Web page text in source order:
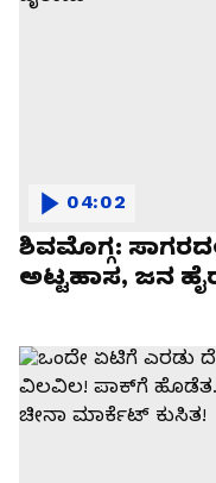
ಶಿವಮೊಗ್ಗ:
ಅಟ್ಟಹಾಸ, ಜನ
04:02